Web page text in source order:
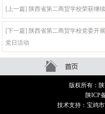
[上一篇] 陕西省第二商贸学校荣获继
[下一篇] 陕西省第二商贸学校党委开
党日活动
版权所有：
陕ICP
技术支持：宝鸡